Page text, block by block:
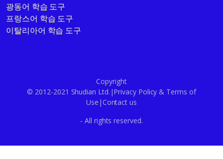
광동어 학습 도구
프랑스어 학습 도구
이탈리아어 학습 도구
Copyright
© 2012-2021 Shudian Ltd.|Privacy Policy & Terms of
Use | Contact us
- All rights reserved.